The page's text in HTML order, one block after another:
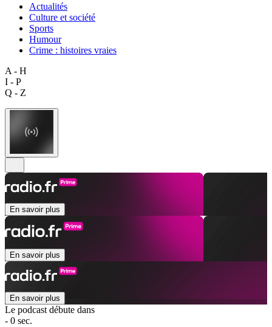
Actualités
Culture et société
Sports
Humour
Crime : histoires vraies
A - H
I - P
Q - Z
En savoir plus
En savoir plus
En savoir plus
Le podcast débute dans
- 0 sec.